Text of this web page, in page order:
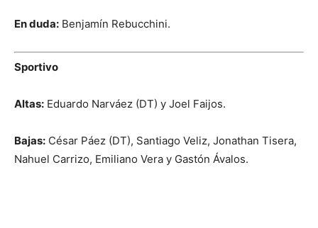
En duda: Benjamín Rebucchini.
Sportivo
Altas: Eduardo Narváez (DT) y Joel Faijos.
Bajas: César Páez (DT), Santiago Veliz, Jonathan Tisera,
Nahuel Carrizo, Emiliano Vera y Gastón Ávalos.